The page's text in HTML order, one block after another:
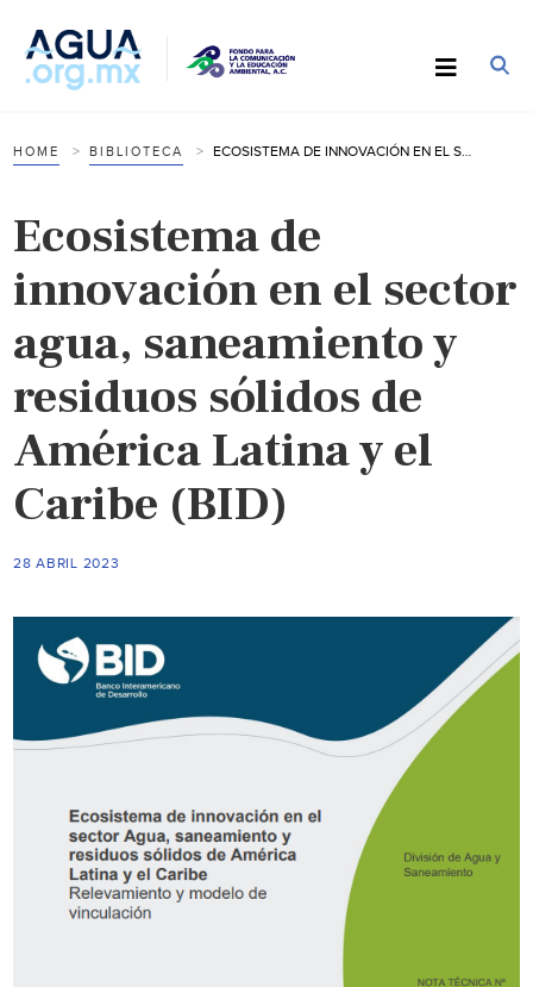
HOME BIBLIOTECA
Ecosistema de
innovación en el sector
agua, saneamiento y
residuos sólidos de
América Latina y el
Caribe (BID)
28 ABRIL 2023